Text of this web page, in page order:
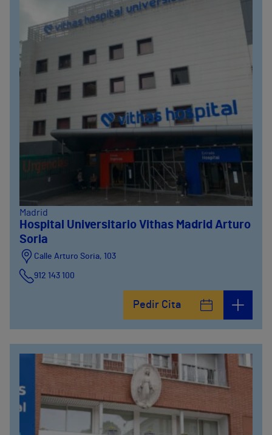
Madrid
Hospital Universitario Vithas Madrid Arturo
Soria
Calle Arturo Soria, 103
912 143 100
912 143 100
Pedir Cita